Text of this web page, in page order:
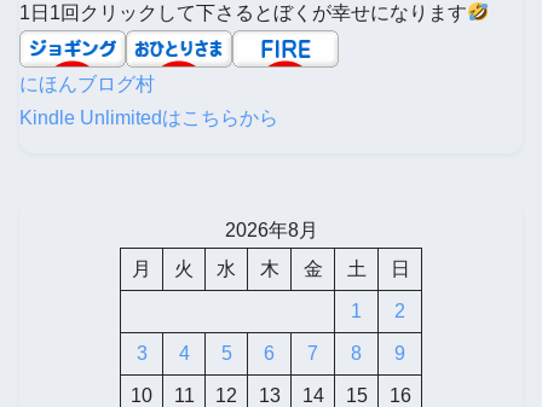
1日1回クリックして下さるとぼくが幸せになります
にほんブログ村
Kindle Unlimitedはこちらから
2026年8月
月
火 水 木 金 土 日
1 2
3 4 5 6 7 8 9
10 11 12 13 14 15 16